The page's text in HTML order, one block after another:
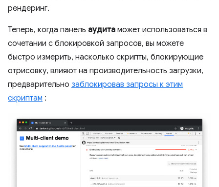
рендеринг.
Теперь, когда панель аудита может использоваться в
сочетании с блокировкой запросов, вы можете
быстро измерить, насколько скрипты, блокирующие
отрисовку, влияют на производительность загрузки,
предварительно заблокировав запросы к этим
скриптам :